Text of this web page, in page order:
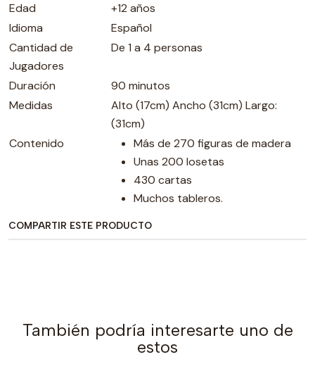
Edad
+12 años
Idioma
Español
Cantidad de
Jugadores
De 1 a 4 personas
Duración
90 minutos
Medidas
Alto (17cm) Ancho (31cm) Largo:
(31cm)
Contenido
Más de 270 figuras de madera
Unas 200 losetas
430 cartas
Muchos tableros.
COMPARTIR ESTE PRODUCTO
También podría interesarte uno de
estos